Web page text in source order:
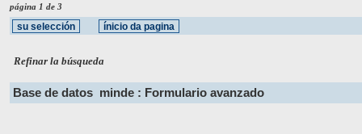
página 1 de 3
Refinar la búsqueda
Base de datos minde : Formulario avanzado